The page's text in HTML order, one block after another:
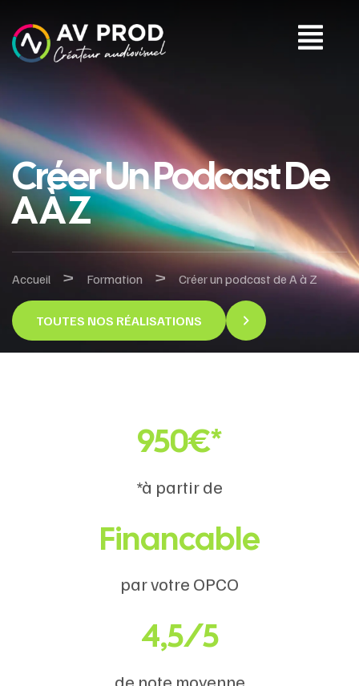
Créer Un Podcast De
A À Z
Accueil > Formation > Créer un podcast de A à Z
TOUTES NOS RÉALISATIONS
950€*
*à partir de
Financable
par votre OPCO
4,5/5
de note moyenne